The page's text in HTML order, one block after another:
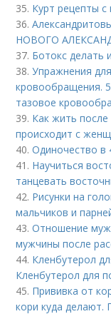
35. Курт рецепты с
36.
НОВОГО
37. Ботокс делать
38.Упражнения
кровообращения.
тазовое
39. Как жить
происходит с
40.Одиночество в
41. Научиться
танцевать
42. Рисунки на
мальчиков и
43.Отношение
мужчины после
44. Кленбутерол
Кленбутерол для
45. Прививка от
кори куда делают.